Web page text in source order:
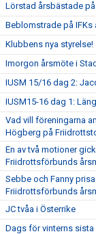
Lörstad årsbästade på
Beblomstrade på IFKs
Klubbens nya styrelse!
Imorgon årsmöte i
IUSM 15/16 dag 2:
IUSM15-16 dag 1:
Vad vill föreningarna
Högberg på
En av två motioner
Friidrottsförbunds
Sebbe och Fanny
Friidrottsförbunds
JC tvåa i Österrike
Dags för vinterns sista